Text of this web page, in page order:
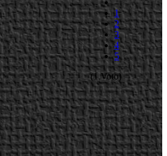
1
2
3
4
5
(1 Voto)